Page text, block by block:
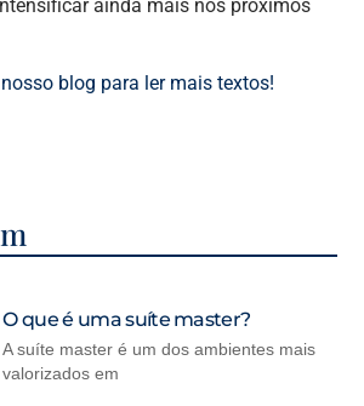
ainda mais nos próximos
blog para ler mais textos!
O que é uma suíte master?
A suíte master é um dos ambientes mais
valorizados em